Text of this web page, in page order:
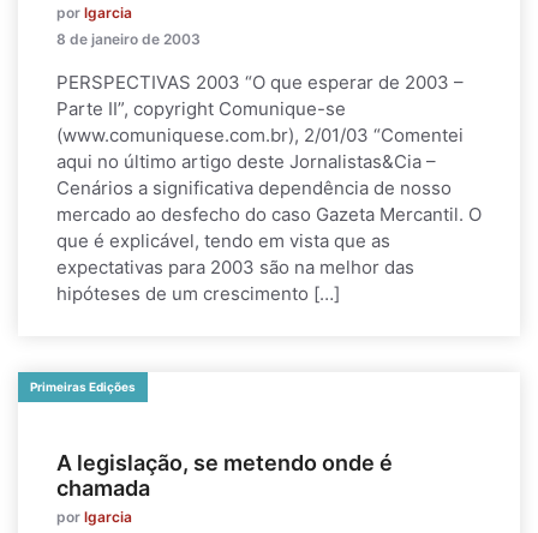
por lgarcia
8 de janeiro de 2003
PERSPECTIVAS 2003 “O que esperar de 2003 –
Parte II”, copyright Comunique-se
(www.comuniquese.com.br), 2/01/03 “Comentei
aqui no último artigo deste Jornalistas&Cia –
Cenários a significativa dependência de nosso
mercado ao desfecho do caso Gazeta Mercantil. O
que é explicável, tendo em vista que as
expectativas para 2003 são na melhor das
hipóteses de um crescimento […]
Primeiras Edições
A legislação, se metendo onde é
chamada
por lgarcia